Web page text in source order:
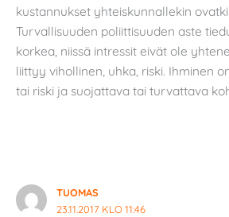
kustannukset yhteiskunnallekin
Turvallisuuden poliittisuuden aste
korkea, niissä intressit eivät ole
liittyy vihollinen, uhka, riski. Ihminen
tai riski ja suojattava tai turvattava
TUOMAS
23.11.2017 KLO 11:46